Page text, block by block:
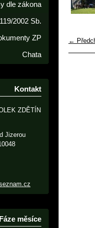
←
dle zákona
119/2002 Sb.
ZP
Chata
Kontakt
ZDĚTÍN
Jizerou
Fáze měsíce